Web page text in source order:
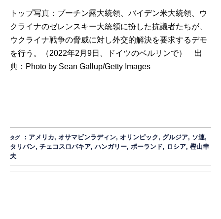
トップ写真：プーチン露大統領、バイデン米大統領、ウ
クライナのゼレンスキー大統領に扮した抗議者たちが、
ウクライナ戦争の脅威に対し外交的解決を要求するデモ
を行う。（2022年2月9日、ドイツのベルリンで） 出
典： Photo by Sean Gallup/Getty Images
タグ ： アメリカ,オサマビンラディン,オリンピック, グルジア, ソ連,
タリバン,チェコスロバキア,ハンガリー, ポーランド, ロシア,樫山幸
夫